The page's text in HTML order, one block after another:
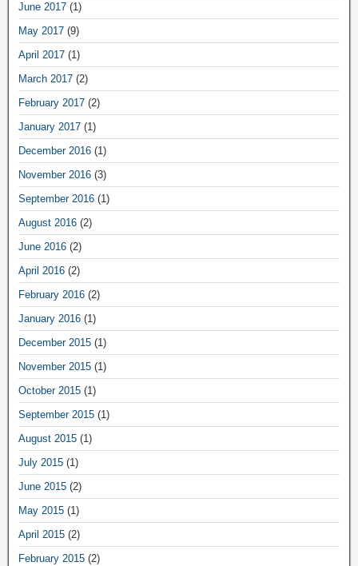
June 2017 (1)
May 2017 (9)
April 2017 (1)
March 2017 (2)
February 2017 (2)
January 2017 (1)
December 2016 (1)
November 2016 (3)
September 2016 (1)
August 2016 (2)
June 2016 (2)
April 2016 (2)
February 2016 (2)
January 2016 (1)
December 2015 (1)
November 2015 (1)
October 2015 (1)
September 2015 (1)
August 2015 (1)
July 2015 (1)
June 2015 (2)
May 2015 (1)
April 2015 (2)
February 2015 (2)